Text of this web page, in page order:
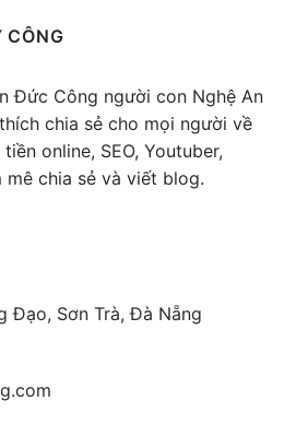
CÔNG
Đức Công người con Nghệ An
chia sẻ cho mọi người về
online, SEO, Youtuber,
chia sẻ và viết blog.
Đạo, Sơn Trà, Đà Nẵng